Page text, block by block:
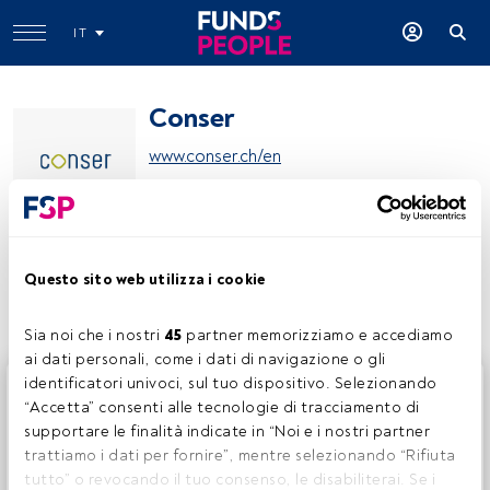
Questo sito web utilizza i cookie
Sia noi che i nostri 45 partner memorizziamo e accediamo
ai dati personali, come i dati di navigazione o gli
identificatori univoci, sul tuo dispositivo. Selezionando
“Accetta” consenti alle tecnologie di tracciamento di
supportare le finalità indicate in “Noi e i nostri partner
trattiamo i dati per fornire”, mentre selezionando “Rifiuta
tutto” o revocando il tuo consenso, le disabiliterai. Se i
IT
Conser
www.conser.ch/en
Questo è un articolo riservato agli utenti FundsPeople. Se
sei già registrato, accedi tramite il pulsante Login. Se non
hai ancora un account, ti invitiamo a registrarti per scoprire
tutti i contenuti che FundsPeople ha da offrire.